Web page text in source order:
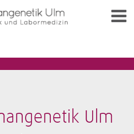
Ulm